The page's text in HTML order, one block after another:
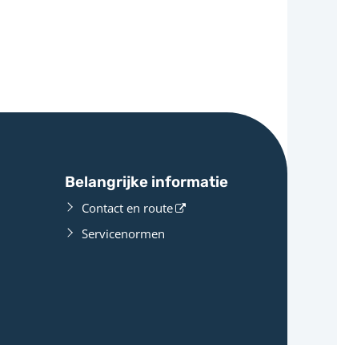
Belangrijke informatie
Contact en route
Servicenormen